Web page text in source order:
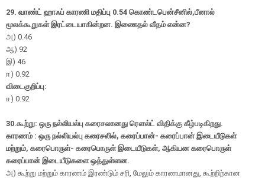
29. வாண்ட் ஹாஃப் காரணி மதிப்பு 0.54 கொண்டபென்சீனில்,பீனால்
மூலக்கூறுகள் இரட்டையாகின்றன. இணைதல் வீதம் என்ன?
அ) 0.46
ஆ) 92
இ) 46
ஈ) 0.92
விடைகுறிப்பு:
ஈ) 0.92
30.கூற்று: ஒரு நல்லியல்பு கரைசலானது ரௌல்ட் விதிக்கு கீழ்படிகிறது.
காரணம் : ஒரு நல்லியல்பு கரைசலில், கரைப்பான்- கரைப்பான் இடையீடுகள்
மற்றும், கரைபொருள்- கரைபொருள் இடையீடுகள், ஆகியன கரைபொருள்
கரைப்பான் இடையீடுகளை ஒத்துள்ளன.
அ) கூற்று மற்றும் காரணம் இரண்டும் சரி, மேலும் காரணமானது, கூற்றிற்கான